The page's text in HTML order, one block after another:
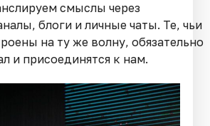
смыслы через
блоги и личные чаты. Те, чьи
на ту же волну, обязательно
и присоединятся к нам.